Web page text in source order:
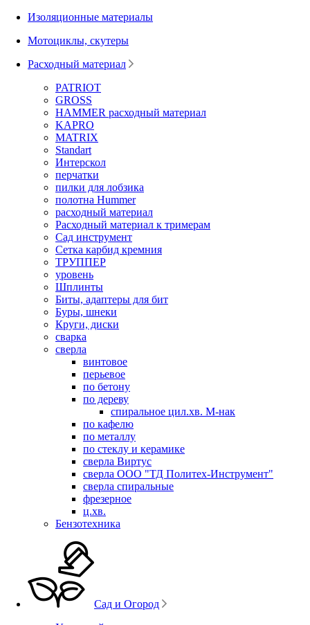
Изоляционные материалы
Мотоциклы, скутеры
Расходный материал
PATRIOT
GROSS
HAMMER расходный материал
KAPRO
MATRIX
Standart
Интерскол
перчатки
пилки для лобзика
полотна Hummer
расходный материал
Расходный материал к тримерам
Сад инструмент
Сетка карбид кремния
ТРУППЕР
уровень
Шплинты
Биты, адаптеры для бит
Буры, шнеки
Круги, диски
сварка
сверла
винтовое
перьевое
по бетону
по дереву
спиральное цил.хв. М-нак
по кафелю
по металлу
по стеклу и керамике
сверла Виртус
сверла ООО "ТД Политех-Инструмент"
сверла спиральные
фрезерное
ц.хв.
Бензотехника
Сад и Огород